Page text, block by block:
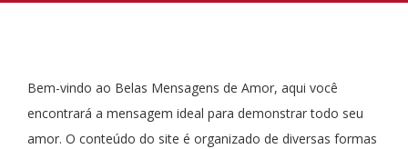
Bem-vindo ao Belas Mensagens de Amor, aqui você
encontrará a mensagem ideal para demonstrar todo seu
amor. O conteúdo do site é organizado de diversas formas